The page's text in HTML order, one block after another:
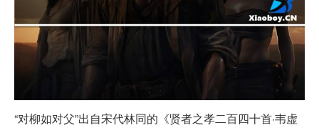
“对柳如对父”出自宋代林同的《贤者之孝二百四十首·韦虚